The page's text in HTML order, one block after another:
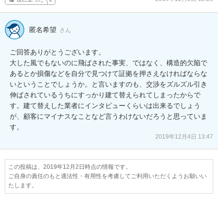
匿名希望 さん
ご回答ありがとうございます。
大した風でもないのに飛ばされた事実、ではなく、構造的欠陥で
あるとか損傷などを自分で見つけて証拠を押さえなければならな
いということでしょうか。と言いますのも、交渉をズルズル引き
伸ばされているうちにすっかり建て替えられてしまったからで
す。建て替えした業者にインタビューくらいは出来るでしょう
が、顧客にマイナスなことなど言うわけないだろうと思っていま
す。
2019年12月4日 13:47
この投稿は、2019年12月2日時点の情報です。
ご自身の責任のもと適法性・有用性を考慮してご利用いただくようお願いい
たします。